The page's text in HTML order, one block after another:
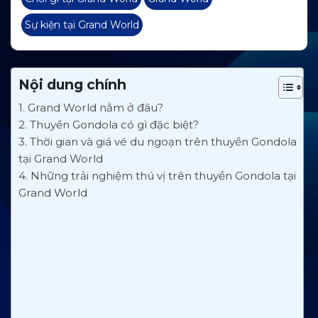
Sự kiện tại Grand World
Nội dung chính
1. Grand World nằm ở đâu?
2. Thuyền Gondola có gì đặc biệt?
3. Thời gian và giá vé du ngoạn trên thuyền Gondola
tại Grand World
4. Những trải nghiệm thú vị trên thuyền Gondola tại
Grand World